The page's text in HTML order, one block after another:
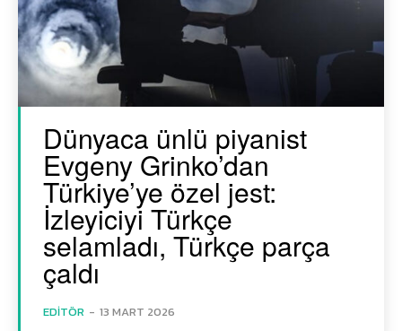
Dünyaca ünlü piyanist
Evgeny Grinko’dan
Türkiye’ye özel jest:
İzleyiciyi Türkçe
selamladı, Türkçe parça
çaldı
EDITÖR - 13 MART 2026